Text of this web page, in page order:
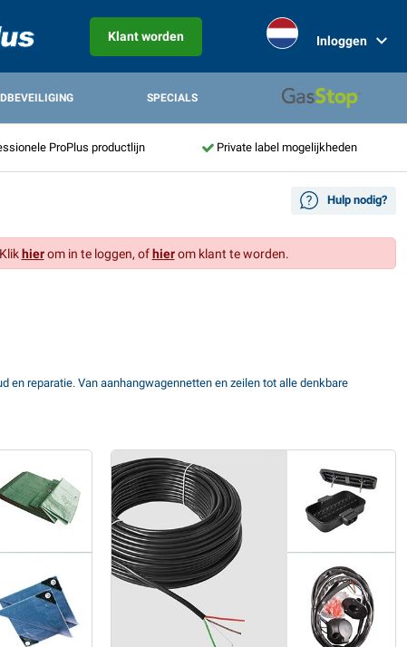
Klant worden Inloggen
SPECIALS
ProPlus productlijn Private label mogelijkheden
Hulp nodig?
hierom in te loggen, ofhierom klant te worden.
en reparatie. Van aanhangwagennetten en zeilen tot alle denkbare